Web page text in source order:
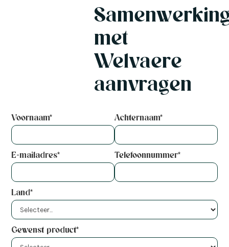
met
Welvaere
aanvragen
Voornaam* Achternaam*
E-mailadres* Telefoonnummer*
Land*
Gewenst product*